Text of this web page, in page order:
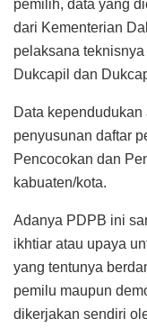
pemilih, data yang
dari Kementerian
pelaksana
Dukcapil dan
Data
penyusunan daftar
Pencocokan dan
kabuaten/kota.
Adanya PDPB ini
ikhtiar atau upaya
yang tentunya
pemilu maupun
dikerjakan sendiri